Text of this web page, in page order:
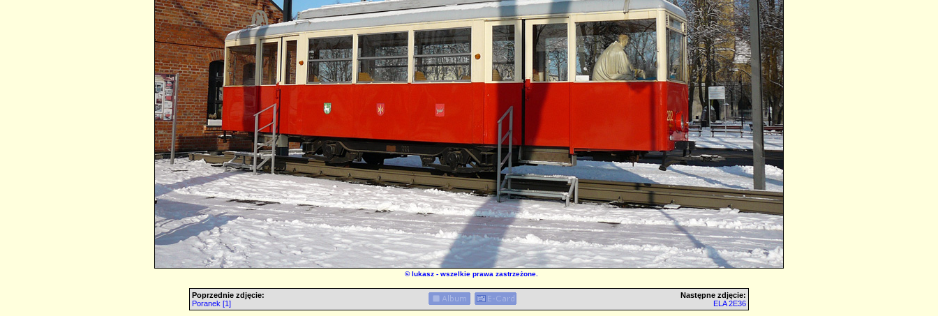
©lukasz- wszelkie prawa zastrzeżone.
Poprzednie zdjęcie:
Poranek [1]
Następne zdjęcie:
ELA 2E36